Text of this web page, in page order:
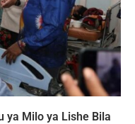
ya Milo ya Lishe Bila